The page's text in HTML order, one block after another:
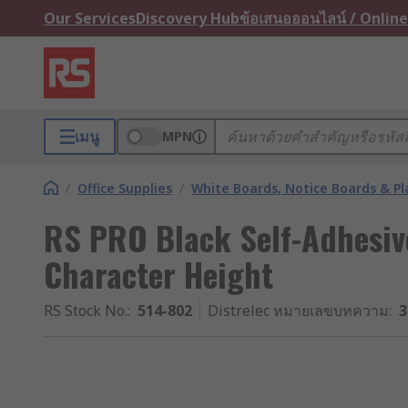
Our ServicesDiscovery Hubข้อเสนอออนไลน์ /
เมนู MPN
/ Office Supplies / White Boards, Notice Boards &
RS PRO Black Self-
Character Height
RS Stock No.: 514-802 Distrelec หมายเลขบทความ: